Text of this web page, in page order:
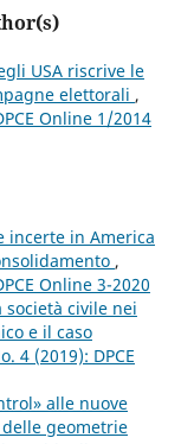
USA riscrive le
elettorali ,
Online 1/2014
incerte in America
,
Online 3-2020
società civile nei
e il caso
4 (2019): DPCE
alle nuove
geometrie